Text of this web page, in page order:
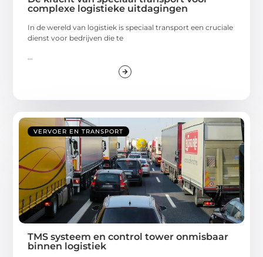
complexe logistieke uitdagingen
In de wereld van logistiek is speciaal transport een cruciale
dienst voor bedrijven die te
...
VERVOER EN TRANSPORT
TMS systeem en control tower onmisbaar
binnen logistiek